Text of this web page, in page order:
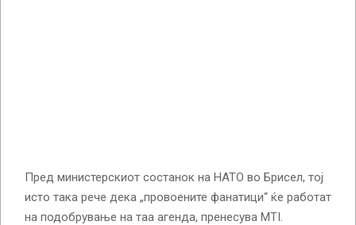
Пред министерскиот состанок на НАТО во Брисел, тој
исто така рече дека „провоените фанатици“ ќе работат
на подобрување на таа агенда, пренесува MTI.